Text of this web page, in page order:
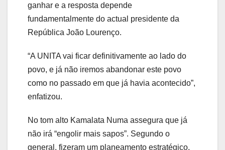
ganhar e a resposta depende
fundamentalmente do actual presidente da
República João Lourenço.
“A UNITA vai ficar definitivamente ao lado do
povo, e já não iremos abandonar este povo
como no passado em que já havia acontecido”,
enfatizou.
No tom alto Kamalata Numa assegura que já
não irá “engolir mais sapos”. Segundo o
general, fizeram um planeamento estratégico,